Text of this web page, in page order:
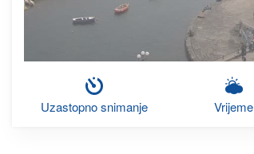
Uzastopno snimanje Vrijeme